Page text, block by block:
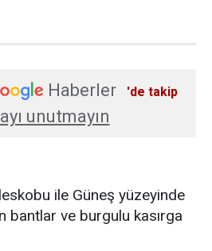
Haberler
'de takip
unutmayın
ile Güneş yüzeyinde
bantlar ve burgulu kasırga